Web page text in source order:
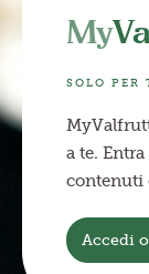
My
SOLO PER
a te.
contenuti
Accedi